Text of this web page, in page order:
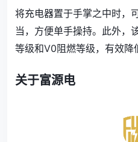
将充电器置于手掌之中时，
当，方便单手操持。此外，
等级和V0阻燃等级，有效降
关于富源电